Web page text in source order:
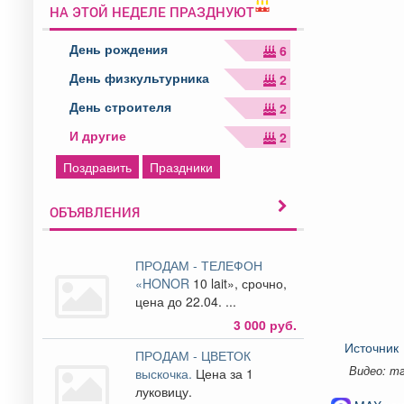
НА ЭТОЙ НЕДЕЛЕ ПРАЗДНУЮТ
День рождения
6
День физкультурника
2
День строителя
2
И другие
2
Поздравить
Праздники
ОБЪЯВЛЕНИЯ
ПРОДАМ - ТЕЛЕФОН
«HONOR 10 lait», срочно,
цена до 22.04. ...
3 000 руб.
ПРОДАМ - ЦВЕТОК
выскочка. Цена за 1
луковицу.
Источник
Видео: